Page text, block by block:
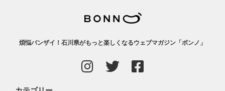
煩悩バンザイ！石川県がもっと楽しくなるウェブマガジン「ボンノ」